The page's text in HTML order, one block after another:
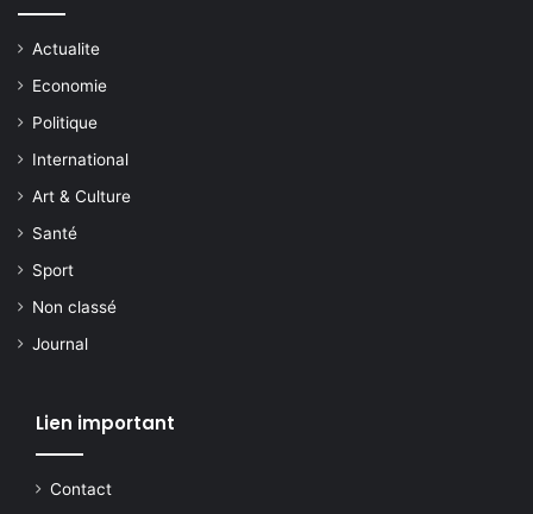
Actualite
Economie
Politique
International
Art & Culture
Santé
Sport
Non classé
Journal
Lien important
Contact